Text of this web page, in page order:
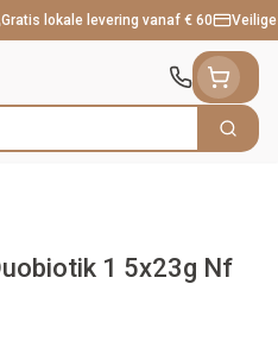
Gratis lokale levering vanaf € 60
Zoek
1 5x23g Nf